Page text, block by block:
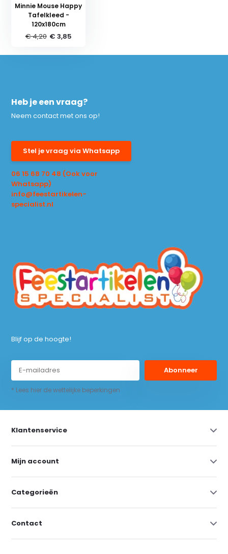
Minnie Mouse Happy
Tafelkleed -
120x180cm
€ 4,20 € 3,85
Heb je een vraag?
Neem contact met ons op!
Stel je vraag via Whatsapp
06 15 68 70 48 (Ook voor
Whatsapp)
info@feestartikelen-
specialist.nl
Blijf op de hoogte!
Abonneer
* Lees hier de wettelijke beperkingen
Klantenservice
Mijn account
Categorieën
Contact